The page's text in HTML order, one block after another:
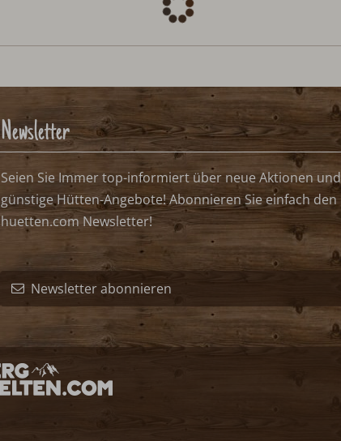
Newsletter
Seien Sie Immer top-informiert über neue Aktionen und
günstige Hütten-Angebote! Abonnieren Sie einfach den
huetten.com Newsletter!
Newsletter abonnieren